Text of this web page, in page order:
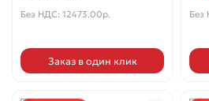
Без НДС: 12473.00р.
Заказ в один клик
Без